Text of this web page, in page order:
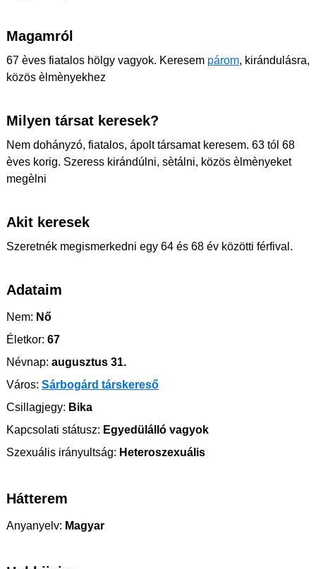
Magamról
67 èves fiatalos hölgy vagyok. Keresem párom, kirándulásra,
közös èlmènyekhez
Milyen társat keresek?
Nem dohányzó, fiatalos, ápolt társamat keresem. 63 tól 68
èves korig. Szeress kirándúlni, sètálni, közös èlmènyeket
megèlni
Akit keresek
Szeretnék megismerkedni egy 64 és 68 év közötti férfival.
Adataim
Nem: Nő
Életkor: 67
Névnap: augusztus 31.
Város: Sárbogárd társkereső
Csillagjegy: Bika
Kapcsolati státusz: Egyedülálló vagyok
Szexuális irányultság: Heteroszexuális
Hátterem
Anyanyelv: Magyar